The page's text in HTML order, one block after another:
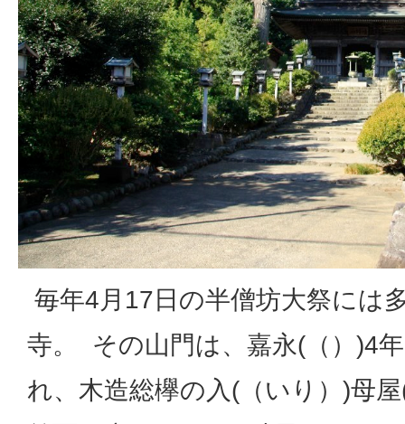
毎年4月17日の半僧坊大祭には
寺。 その山門は、嘉永(（）)4
れ、木造総欅の入(（いり）)母